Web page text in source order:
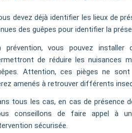
devez déjà identifier les lieux de
des guêpes pour identifier la
prévention, vous pouvez installer
de réduire les nuisances
Attention, ces pièges ne
amenés à retrouver différents
tous les cas, en cas de présence
conseillons de faire appel à
sécurisée.